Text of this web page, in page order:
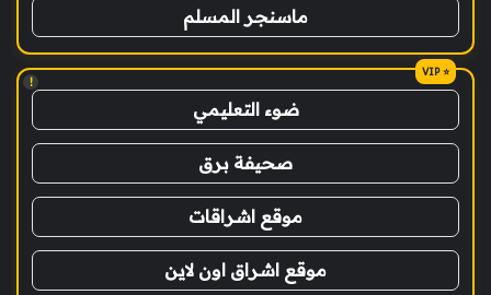
ماسنجر المسلم
!
ضوء التعليمي
صحيفة برق
موقع اشراقات
موقع اشراق اون لاين